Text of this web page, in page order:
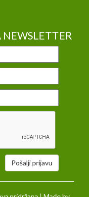
NEWSLETTER
Pošalji prijavu